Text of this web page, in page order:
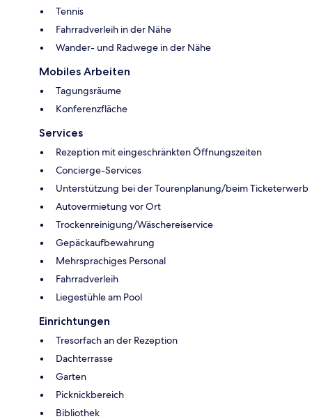
Tennis
Fahrradverleih in der Nähe
Wander- und Radwege in der Nähe
Mobiles Arbeiten
Tagungsräume
Konferenzfläche
Services
Rezeption mit eingeschränkten Öffnungszeiten
Concierge-Services
Unterstützung bei der Tourenplanung/beim Ticketerwerb
Autovermietung vor Ort
Trockenreinigung/Wäschereiservice
Gepäckaufbewahrung
Mehrsprachiges Personal
Fahrradverleih
Liegestühle am Pool
Einrichtungen
Tresorfach an der Rezeption
Dachterrasse
Garten
Picknickbereich
Bibliothek